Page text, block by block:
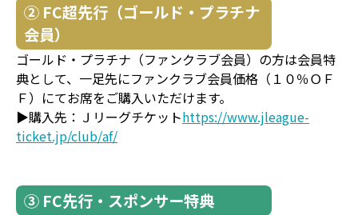
② FC超先行（ゴールド・プラチナ
会員）
ゴールド・プラチナ（ファンクラブ会員）の方は会員特
典として、一足先にファンクラブ会員価格（１０％ＯＦ
Ｆ）にてお席をご購入いただけます。
▶購入先：Ｊリーグチケットhttps://www.jleague-
ticket.jp/club/af/
③ FC先行・スポンサー特典